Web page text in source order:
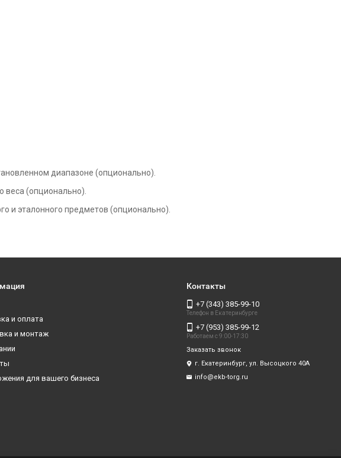
диапазоне (опционально).
веса (опционально).
и эталонного предметов (опционально).
и оплата
и монтаж
для вашего бизнеса
Контакты
+7 (343) 385-99-10
Телефон в Екатеринбурге
+7 (953) 385-99-12
Работаем с 9:00-17:30
Заказать звонок
г. Екатеринбург, ул. Высоцкого 40А
info@ekb-torg.ru